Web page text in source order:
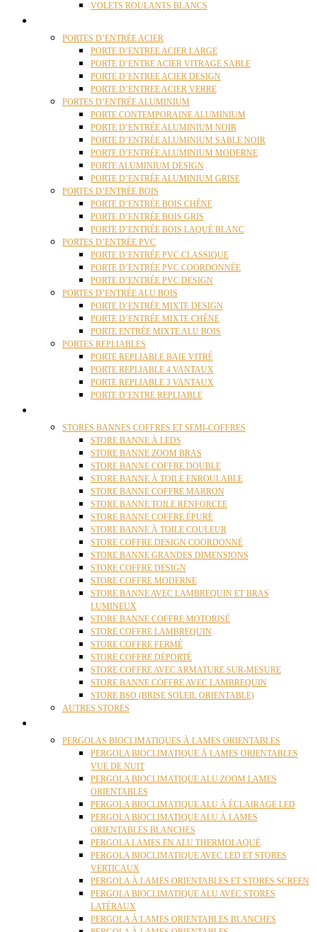
VOLETS ROULANTS BLANCS
PORTES D’ENTRÉE ACIER
PORTE D’ENTREE ACIER LARGE
PORTE D’ENTRE ACIER VITRAGE SABLE
PORTE D’ENTREE ACIER DESIGN
PORTE D’ENTREE ACIER VERRE
PORTES D’ENTRÉE ALUMINIUM
PORTE CONTEMPORAINE ALUMINIUM
PORTE D’ENTRÉE ALUMINIUM NOIR
PORTE D’ENTRÉE ALUMINIUM SABLE NOIR
PORTE D’ENTRÉE ALUMINIUM MODERNE
PORTE ALUMINIUM DESIGN
PORTE D’ENTRÉE ALUMINIUM GRISE
PORTES D’ENTRÉE BOIS
PORTE D’ENTRÉE BOIS CHÊNE
PORTE D’ENTRÉE BOIS GRIS
PORTE D’ENTRÉE BOIS LAQUÉ BLANC
PORTES D’ENTRÉE PVC
PORTE D’ENTRÉE PVC CLASSIQUE
PORTE D’ENTRÉE PVC COORDONNÉE
PORTE D’ENTRÉE PVC DESIGN
PORTES D’ENTRÉE ALU BOIS
PORTE D’ENTRÉE MIXTE DESIGN
PORTE D’ENTRÉE MIXTE CHÊNE
PORTE ENTRÉE MIXTE ALU BOIS
PORTES REPLIABLES
PORTE REPLIABLE BAIE VITRÉ
PORTE REPLIABLE 4 VANTAUX
PORTE REPLIABLE 3 VANTAUX
PORTE D’ENTRE REPLIABLE
STORES BANNES COFFRES ET SEMI-COFFRES
STORE BANNE À LEDS
STORE BANNE ZOOM BRAS
STORE BANNE COFFRE DOUBLE
STORE BANNE À TOILE ENROULABLE
STORE BANNE COFFRE MARRON
STORE BANNE TOILE RENFORCEE
STORE BANNE COFFRE ÉPURÉ
STORE BANNE À TOILE COULEUR
STORE COFFRE DESIGN COORDONNÉ
STORE BANNE GRANDES DIMENSIONS
STORE COFFRE DESIGN
STORE COFFRE MODERNE
STORE BANNE AVEC LAMBREQUIN ET BRAS
LUMINEUX
STORE BANNE COFFRE MOTORISÉ
STORE COFFRE LAMBREQUIN
STORE COFFRE FERMÉ
STORE COFFRE DÉPORTÉ
STORE COFFRE AVEC ARMATURE SUR-MESURE
STORE BANNE COFFRE AVEC LAMBREQUIN
STORE BSO (BRISE SOLEIL ORIENTABLE)
AUTRES STORES
PERGOLAS BIOCLIMATIQUES À LAMES ORIENTABLES
PERGOLA BIOCLIMATIQUE À LAMES ORIENTABLES
VUE DE NUIT
PERGOLA BIOCLIMATIQUE ALU ZOOM LAMES
ORIENTABLES
PERGOLA BIOCLIMATIQUE ALU À ÉCLAIRAGE LED
PERGOLA BIOCLIMATIQUE ALU À LAMES
ORIENTABLES BLANCHES
PERGOLA LAMES EN ALU THERMOLAQUÉ
PERGOLA BIOCLIMATIQUE AVEC LED ET STORES
VERTICAUX
PERGOLA À LAMES ORIENTABLES ET STORES SCREEN
PERGOLA BIOCLIMATIQUE ALU AVEC STORES
LATÉRAUX
PERGOLA À LAMES ORIENTABLES BLANCHES